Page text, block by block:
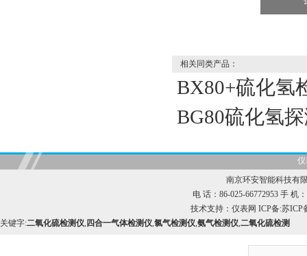
相关同类产品：
BX80+硫化氢
BG80硫化氢
南京环安智能科技有
电 话：86-025-66772953 手 机
技术支持： 仪表网 ICP备:苏ICP
关键字:二氧化硫检测仪, 四合一气体检测仪,氯气检测仪,氨气检测仪,二氧化硫检测